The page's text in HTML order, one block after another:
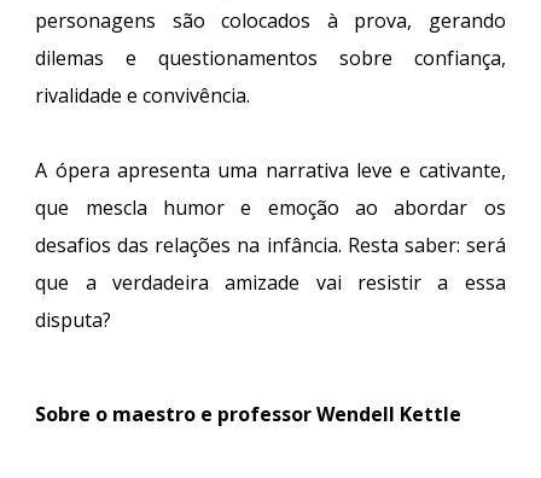
personagens são colocados à prova, gerando
dilemas e questionamentos sobre confiança,
rivalidade e convivência.
A ópera apresenta uma narrativa leve e cativante,
que mescla humor e emoção ao abordar os
desafios das relações na infância. Resta saber: será
que a verdadeira amizade vai resistir a essa
disputa?
Sobre o maestro e professor Wendell Kettle